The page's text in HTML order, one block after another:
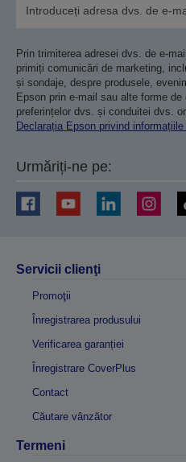
Prin trimiterea adresei dvs. de e-
primiți comunicări de marketing,
și sondaje, despre produsele,
Epson prin e-mail sau alte forme
preferințelor dvs. și conduitei dvs.
Declarația Epson privind
Urmăriți-ne pe:
Servicii clienţi
Promoţii
Înregistrarea produsului
Verificarea garanției
Înregistrare CoverPlus
Contact
Căutare vânzător
Termeni